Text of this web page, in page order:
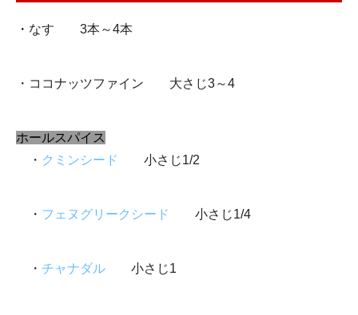
・ なす 3本～4本
・ココナッツファイン 大さじ3～4
ホールスパイス
・ クミンシード 小さじ1/2
・ フェヌグリークシード 小さじ1/4
・ チャナダル 小さじ1